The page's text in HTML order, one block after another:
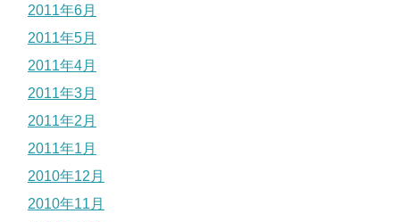
2011年6月
2011年5月
2011年4月
2011年3月
2011年2月
2011年1月
2010年12月
2010年11月